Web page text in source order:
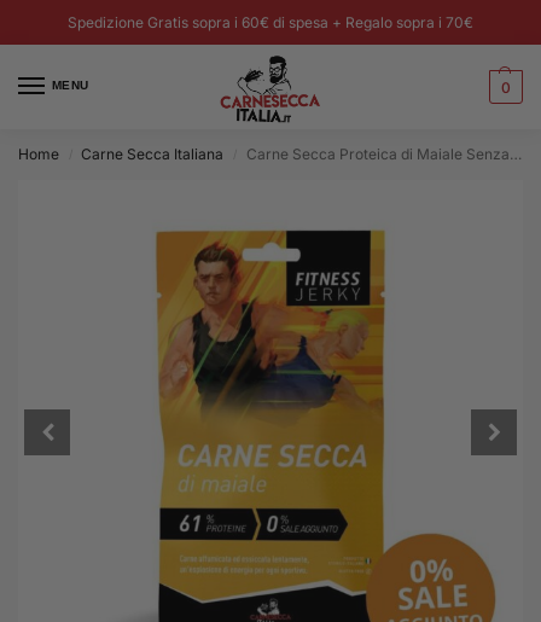
Spedizione Gratis sopra i 60€ di spesa + Regalo sopra i 70€
MENU 0
Home Carne Secca Italiana Carne Secca Proteica di Maiale Senza sale aggiunto – 40g